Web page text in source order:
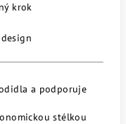
krok
a podporuje
stélkou